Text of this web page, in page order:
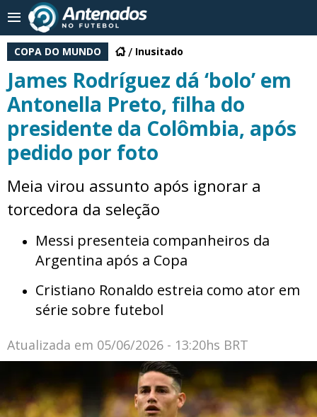
COPA DO MUNDO Inusitado
James Rodríguez dá ‘bolo’ em
Antonella Preto, filha do
presidente da Colômbia, após
pedido por foto
Meia virou assunto após ignorar a
torcedora da seleção
Messi presenteia companheiros da
Argentina após a Copa
Cristiano Ronaldo estreia como ator em
série sobre futebol
Atualizada em 05/06/2026 - 13:20hs BRT